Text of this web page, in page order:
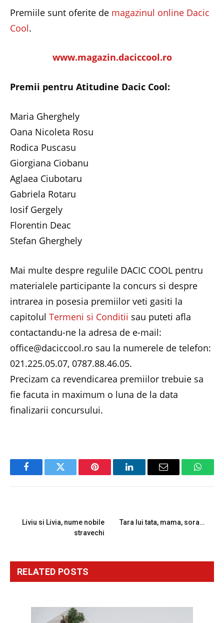
Premiile sunt oferite de magazinul online Dacic
Cool.
www.magazin.daciccool.ro
Premii pentru Atitudine Dacic Cool:
Maria Gherghely
Oana Nicoleta Rosu
Rodica Puscasu
Giorgiana Ciobanu
Aglaea Ciubotaru
Gabriela Rotaru
Iosif Gergely
Florentin Deac
Stefan Gherghely
Mai multe despre regulile DACIC COOL pentru
materialele participante la concurs si despre
intrarea in posesia premiilor veti gasiti la
capitolul Termeni si Conditii sau puteti afla
contactandu-ne la adresa de e-mail:
office@daciccool.ro sau la numerele de telefon:
021.225.05.07, 0787.88.46.05.
Precizam ca revendicarea premiilor trebuie sa
fie facuta in maximum o luna de la data
finalizarii concursului.
FacebookTwitter Pinterest LinkedInEmail
Liviu si Livia, nume nobile
stravechi
Tara lui tata, mama, sora…
RELATED POSTS